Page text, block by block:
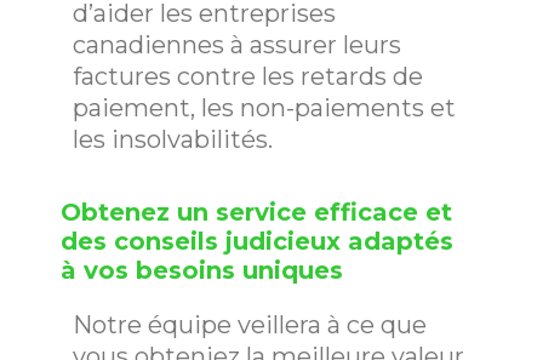
d’aider les entreprises
canadiennes à assurer leurs
factures contre les retards de
paiement, les non-paiements et
les insolvabilités.
Obtenez un service efficace et
des conseils judicieux adaptés
à vos besoins uniques
Notre équipe veillera à ce que